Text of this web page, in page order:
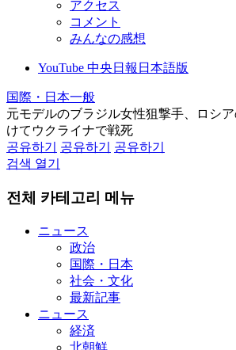
アクセス
コメント
みんなの感想
YouTube 中央日報日本語版
国際・日本一般
元モデルのブラジル女性狙撃手、ロシ
けてウクライナで戦死
공유하기
공유하기
공유하기
검색 열기
전체 카테고리 메뉴
ニュース
政治
国際・日本
社会・文化
最新記事
ニュース
経済
北朝鮮